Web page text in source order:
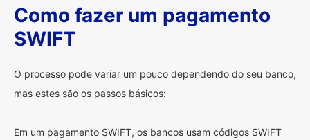
Como fazer um pagamento
SWIFT
O processo pode variar um pouco dependendo do seu banco,
mas estes são os passos básicos:
Em um pagamento SWIFT, os bancos usam códigos SWIFT